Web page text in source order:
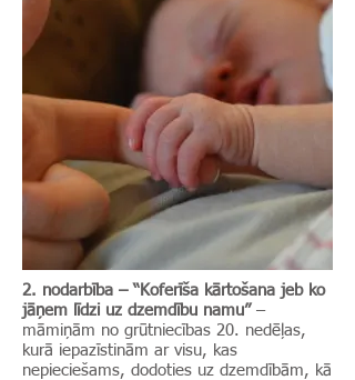
2. nodarbība – “Koferīša kārtošana jeb ko
jāņem līdzi uz dzemdību namu” –
māmiņām no grūtniecības 20. nedēļas,
kurā iepazīstinām ar visu, kas
nepieciešams, dodoties uz dzemdībām, kā